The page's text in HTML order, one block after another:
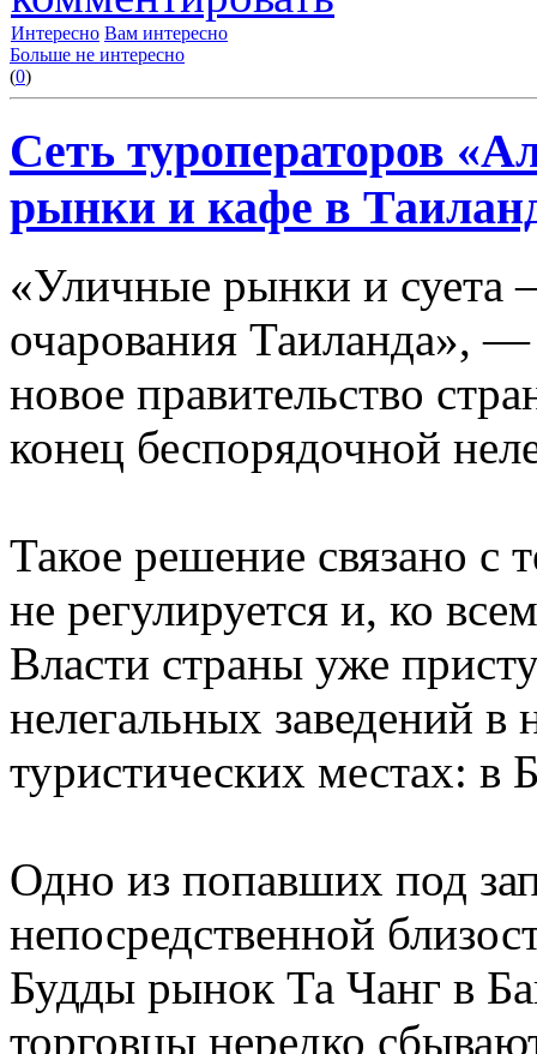
Интересно Вам интересно
Больше не интересно
(0)
Сеть туроператоров
рынки и кафе в
«Уличные рынки и суета
очарования Таиланда»,
новое правительство
конец беспорядочной
Такое решение связано с
не регулируется и, ко
Власти страны уже
нелегальных заведений
туристических местах: в
Одно из попавших под
непосредственной
Будды рынок Та Чанг в
торговцы нередко